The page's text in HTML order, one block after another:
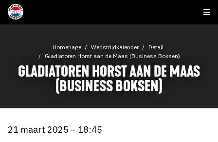
Homepage Wedstrijdkalender
Detail
Gladiatoren Horst aan de Maas (Business Boksen)
GLADIATOREN HORST AAN DE MAAS
(BUSINESS BOKSEN)
21 maart 2025 – 18:45